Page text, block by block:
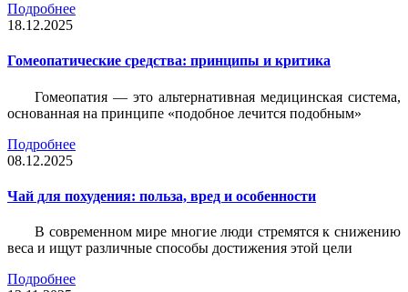
Подробнее
18.12.2025
Гомеопатические средства: принципы и критика
Гомеопатия — это альтернативная медицинская система,
основанная на принципе «подобное лечится подобным»
Подробнее
08.12.2025
Чай для похудения: польза, вред и особенности
В современном мире многие люди стремятся к снижению
веса и ищут различные способы достижения этой цели
Подробнее